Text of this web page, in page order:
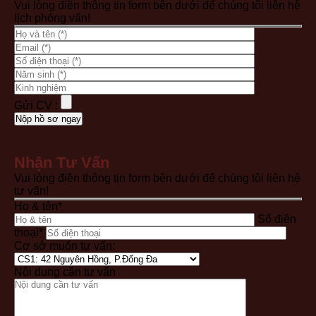
Vui lòng điền thông tin form bên dưới để chúng tôi liên hệ
lịch phỏng vấn!
Gửi CV :
Nhận Tư Vấn
Vui lòng điền thông tin form bên dưới để chúng tôi liên hệ
tư vấn!
Họ & tên*
Số điện
thoại*
Cơ sở muốn tư vấn:
Nội dung cần tư vấn